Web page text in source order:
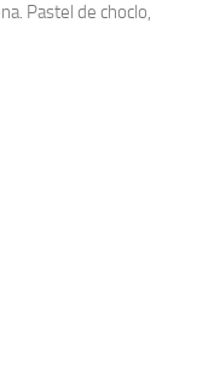
Pastel de choclo,